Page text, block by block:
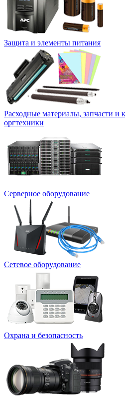
Защита и элементы питания
Расходные материалы, запчасти и
оргтехники
Серверное оборудование
Сетевое оборудование
Охрана и безопасность